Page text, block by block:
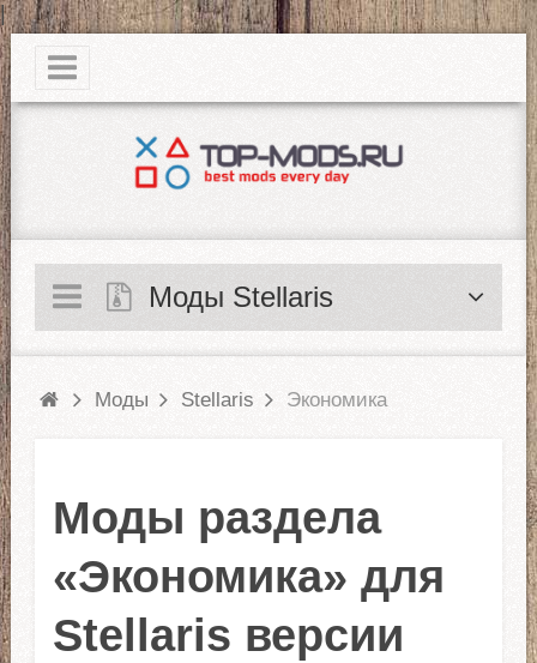
|
Моды Stellaris
Моды Stellaris Экономика
Моды раздела
«Экономика» для
Stellaris версии